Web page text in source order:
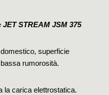
JET STREAM JSM 375
superficie
rumorosità.
la carica elettrostatica.